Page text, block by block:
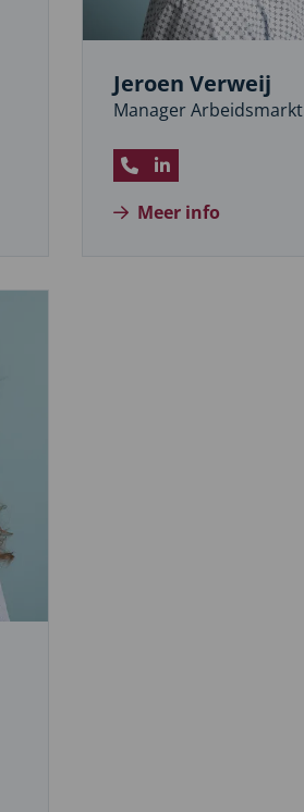
Jeroen Verweij
Manager Arbeidsmarkt
Bel
Jeroen
Bezoek
LinkedIn
Meer info